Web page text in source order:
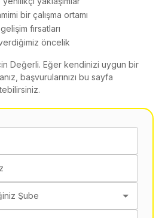
bir çalışma ortamı
fırsatları
öncelik
Değerli. Eğer kendinizi uygun bir
başvurularınızı bu sayfa
Şube